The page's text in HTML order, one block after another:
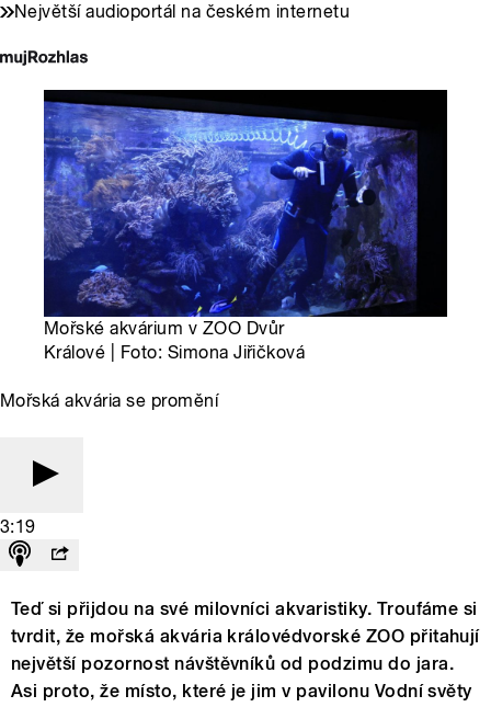
Největší audioportál na českém internetu
Mořské akvárium v ZOO Dvůr
Králové | Foto: Simona Jiřičková
Mořská akvária se promění
3:19
Teď si přijdou na své milovníci akvaristiky. Troufáme si
tvrdit, že mořská akvária královédvorské ZOO přitahují
největší pozornost návštěvníků od podzimu do jara.
Asi proto, že místo, které je jim v pavilonu Vodní světy